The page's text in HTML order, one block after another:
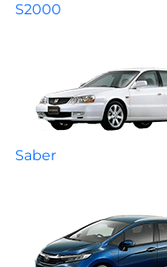
S2000
Saber